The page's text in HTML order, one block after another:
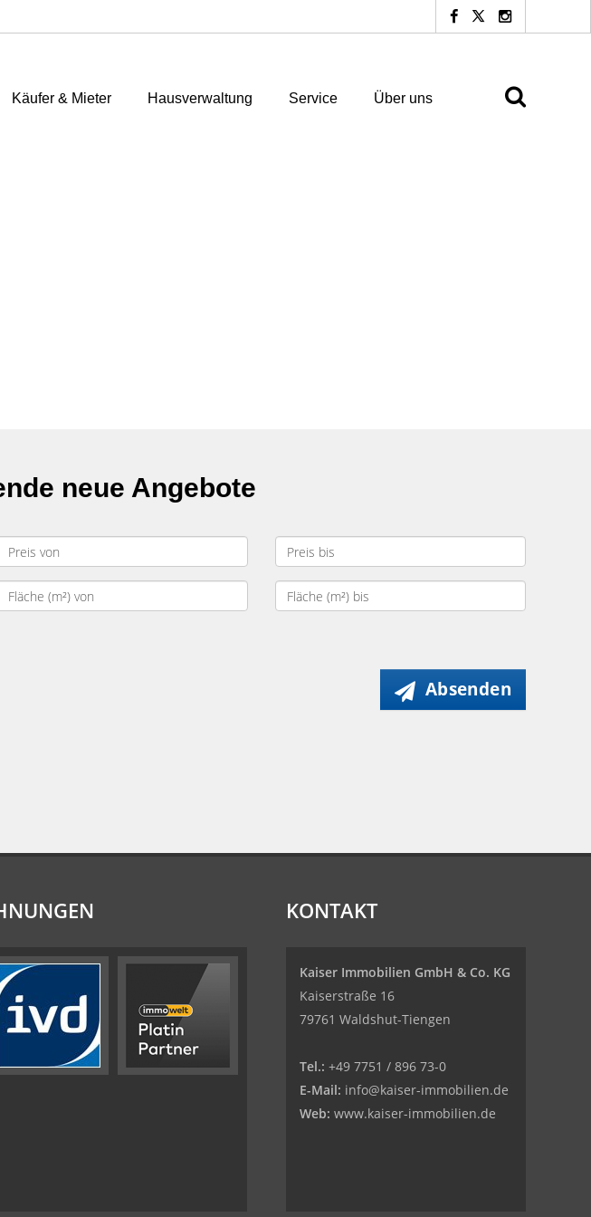
Käufer & Mieter Hausverwaltung Service Über uns
neue Angebote
Absenden
KONTAKT
Kaiser Immobilien GmbH & Co. KG
Kaiserstraße 16
79761 Waldshut-Tiengen
Tel.: +49 7751 / 896 73-0
E-Mail: info@kaiser-immobilien.de
Web: www.kaiser-immobilien.de